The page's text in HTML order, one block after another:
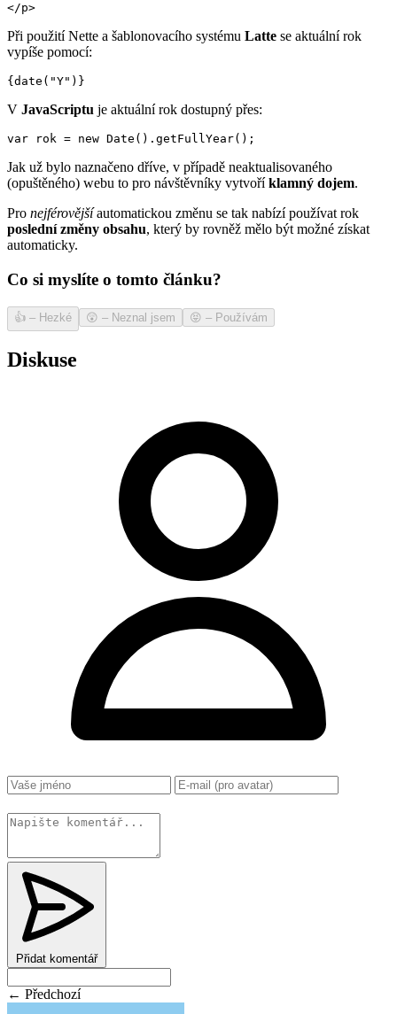
</p>
Při použití Nette a šablonovacího systému Latte se aktuální rok
vypíše pomocí:
{date("Y")}
V JavaScriptu je aktuální rok dostupný přes:
var rok = new Date().getFullYear();
Jak už bylo naznačeno dříve, v případě neaktualisovaného
(opuštěného) webu to pro návštěvníky vytvoříklamný dojem.
Pro nejférovějšíautomatickou změnu se tak nabízí používat rok
poslední změny obsahu, který by rovněž mělo být možné získat
automaticky.
Co si myslíte o tomto článku?
👍 – Hezké 😲 – Neznal jsem 😝 – Používám
Diskuse
Přidat komentář
← Předchozí